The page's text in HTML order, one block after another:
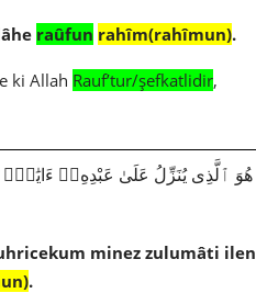
raûfun rahîm(rahîmun).
ki Allah Rauf’tur/şefkatlidir,
minez zulumâti ilen
.